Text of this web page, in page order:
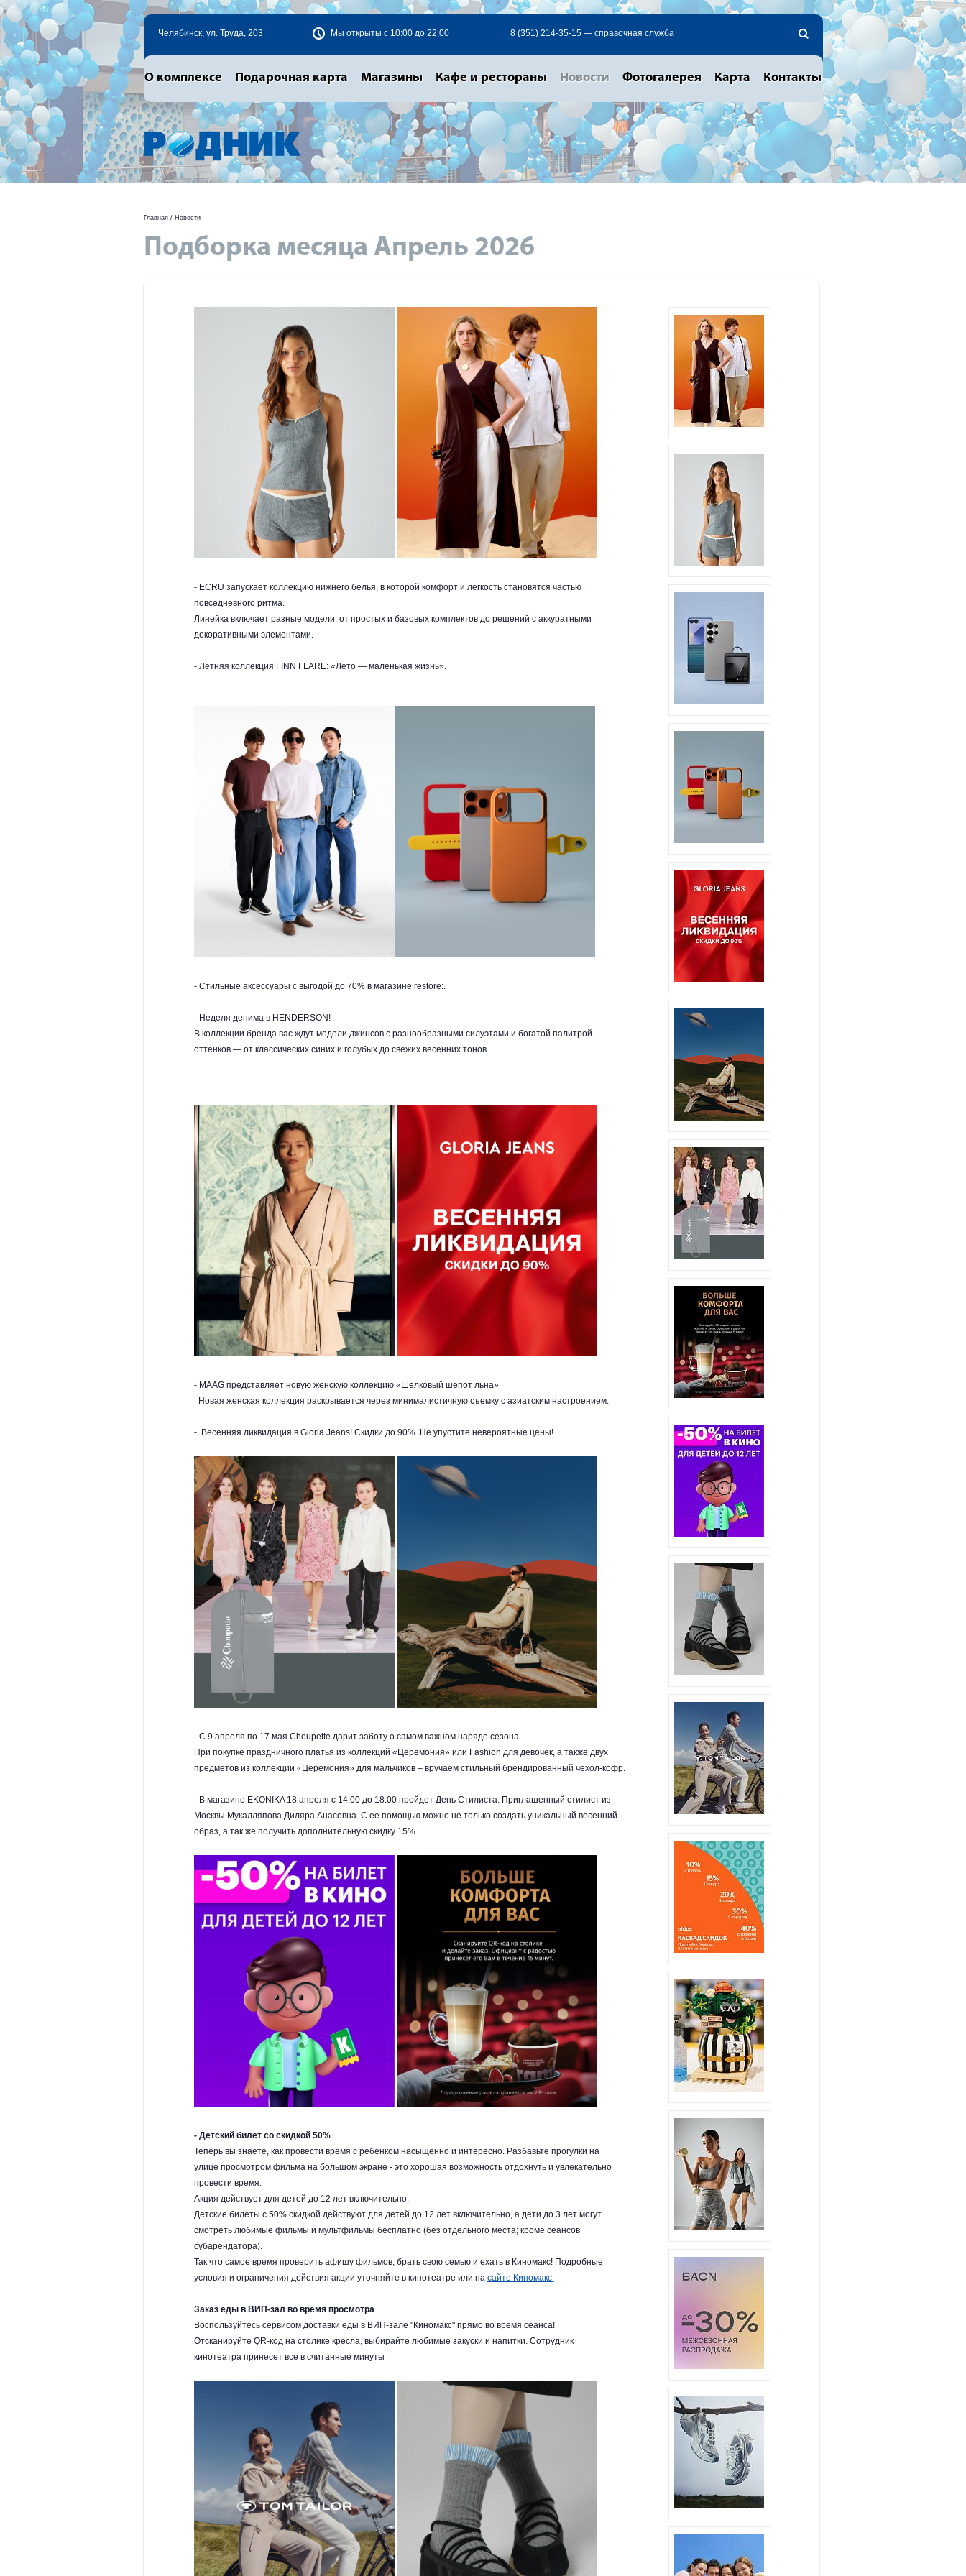
Челябинск, ул. Труда, 203 Мы открыты с 10:00 до 22:00 8 (351) 214-35-15 — справочная служба
О комплексе Подарочная карта Магазины Кафе и рестораны Новости Фотогалерея Карта Контакты
Главная/ Новости
Подборка месяца Апрель 2026
- ECRU запускает коллекцию нижнего белья, в которой комфорт и легкость становятся частью
повседневного ритма.
Линейка включает разные модели: от простых и базовых комплектов до решений с аккуратными
декоративными элементами.
- Летняя коллекция FINN FLARE: «Лето — маленькая жизнь».
- Стильные аксессуары с выгодой до 70% в магазине restore:.
- Неделя денима в HENDERSON!
В коллекции бренда вас ждут модели джинсов с разнообразными силуэтами и богатой палитрой
оттенков — от классических синих и голубых до свежих весенних тонов.
- MAAG представляет новую женскую коллекцию «Шелковый шепот льна»
Новая женская коллекция раскрывается через минималистичную съемку с азиатским настроением.
- Весенняя ликвидация в Gloria Jeans! Скидки до 90%. Не упустите невероятные цены!
- С 9 апреля по 17 мая Choupette дарит заботу о самом важном наряде сезона.
При покупке праздничного платья из коллекций «Церемония» или Fashion для девочек, а также двух
предметов из коллекции «Церемония» для мальчиков – вручаем стильный брендированный чехол-кофр.
- В магазине EKONIKA 18 апреля с 14:00 до 18:00 пройдет День Стилиста. Приглашенный стилист из
Москвы Мукалляпова Диляра Анасовна. С ее помощью можно не только создать уникальный весенний
образ, а так же получить дополнительную скидку 15%.
- Детский билет со скидкой 50%
Теперь вы знаете, как провести время с ребенком насыщенно и интересно. Разбавьте прогулки на
улице просмотром фильма на большом экране - это хорошая возможность отдохнуть и увлекательно
провести время.
Акция действует для детей до 12 лет включительно.
Детские билеты с 50% скидкой действуют для детей до 12 лет включительно, а дети до 3 лет могут
смотреть любимые фильмы и мультфильмы бесплатно (без отдельного места; кроме сеансов
субарендатора).
Так что самое время проверить афишу фильмов, брать свою семью и ехать в Киномакс! Подробные
условия и ограничения действия акции уточняйте в кинотеатре или на сайте Киномакс.
Заказ еды в ВИП-зал во время просмотра
Воспользуйтесь сервисом доставки еды в ВИП-зале "Киномакс" прямо во время сеанса!
Отсканируйте QR-код на столике кресла, выбирайте любимые закуски и напитки. Сотрудник
кинотеатра принесет все в считанные минуты